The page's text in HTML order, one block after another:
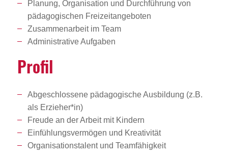
Planung, Organisation und Durchführung von
pädagogischen Freizeitangeboten
Zusammenarbeit im Team
Administrative Aufgaben
Profil
Abgeschlossene pädagogische Ausbildung (z.B.
als Erzieher*in)
Freude an der Arbeit mit Kindern
Einfühlungsvermögen und Kreativität
Organisationstalent und Teamfähigkeit